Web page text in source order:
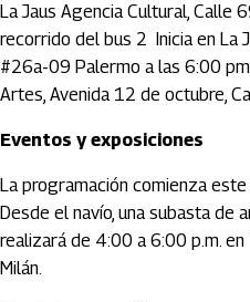
La Jaus Agencia Cultural, Calle
recorrido del bus 2 Inicia en La
#26a-09 Palermo a las 6:00
Artes, Avenida 12 de octubre,
Eventos y exposiciones
La programación comienza
Desde el navío, una subasta de
realizará de 4:00 a 6:00 p.m.
Milán.